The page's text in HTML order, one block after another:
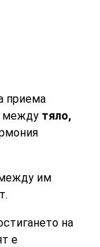
приема
между тяло,
им
на
е